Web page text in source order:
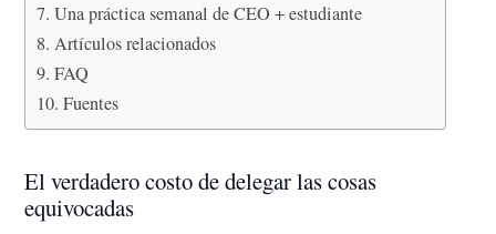
Una práctica semanal de CEO + estudiante
Artículos relacionados
FAQ
Fuentes
El verdadero costo de delegar las cosas
equivocadas